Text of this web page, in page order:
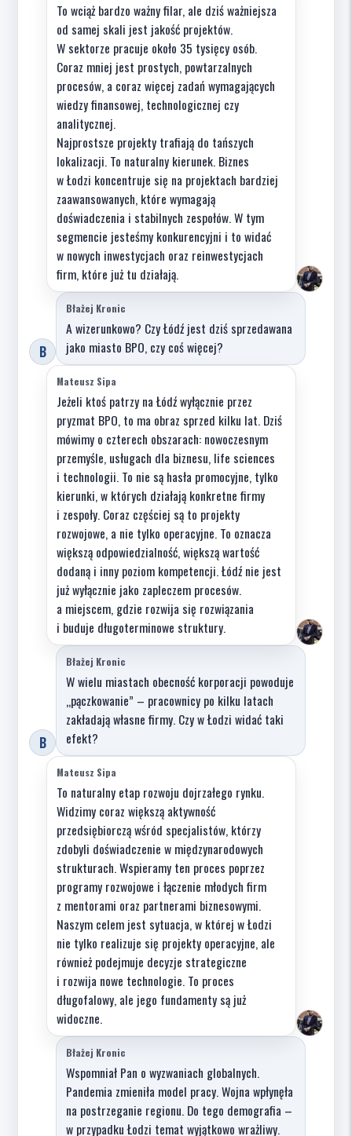
To wciąż bardzo ważny filar, ale dziś ważniejsza
od samej skali jest jakość projektów.
W sektorze pracuje około 35 tysięcy osób.
Coraz mniej jest prostych, powtarzalnych
procesów, a coraz więcej zadań wymagających
wiedzy finansowej, technologicznej czy
analitycznej.
Najprostsze projekty trafiają do tańszych
lokalizacji. To naturalny kierunek. Biznes
w Łodzi koncentruje się na projektach bardziej
zaawansowanych, które wymagają
doświadczenia i stabilnych zespołów. W tym
segmencie jesteśmy konkurencyjni i to widać
w nowych inwestycjach oraz reinwestycjach
firm, które już tu działają.
B
Błażej Kronic
A wizerunkowo? Czy Łódź jest dziś sprzedawana
jako miasto BPO, czy coś więcej?
Mateusz Sipa
Jeżeli ktoś patrzy na Łódź wyłącznie przez
pryzmat BPO, to ma obraz sprzed kilku lat. Dziś
mówimy o czterech obszarach: nowoczesnym
przemyśle, usługach dla biznesu, life sciences
i technologii. To nie są hasła promocyjne, tylko
kierunki, w których działają konkretne firmy
i zespoły. Coraz częściej są to projekty
rozwojowe, a nie tylko operacyjne. To oznacza
większą odpowiedzialność, większą wartość
dodaną i inny poziom kompetencji. Łódź nie jest
już wyłącznie jako zapleczem procesów.
a miejscem, gdzie rozwija się rozwiązania
i buduje długoterminowe struktury.
B
Błażej Kronic
W wielu miastach obecność korporacji powoduje
„pączkowanie” – pracownicy po kilku latach
zakładają własne firmy. Czy w Łodzi widać taki
efekt?
Mateusz Sipa
To naturalny etap rozwoju dojrzałego rynku.
Widzimy coraz większą aktywność
przedsiębiorczą wśród specjalistów, którzy
zdobyli doświadczenie w międzynarodowych
strukturach. Wspieramy ten proces poprzez
programy rozwojowe i łączenie młodych firm
z mentorami oraz partnerami biznesowymi.
Naszym celem jest sytuacja, w której w Łodzi
nie tylko realizuje się projekty operacyjne, ale
również podejmuje decyzje strategiczne
i rozwija nowe technologie. To proces
długofalowy, ale jego fundamenty są już
widoczne.
Błażej Kronic
Wspomniał Pan o wyzwaniach globalnych.
Pandemia zmieniła model pracy. Wojna wpłynęła
na postrzeganie regionu. Do tego demografia –
w przypadku Łodzi temat wyjątkowo wrażliwy.